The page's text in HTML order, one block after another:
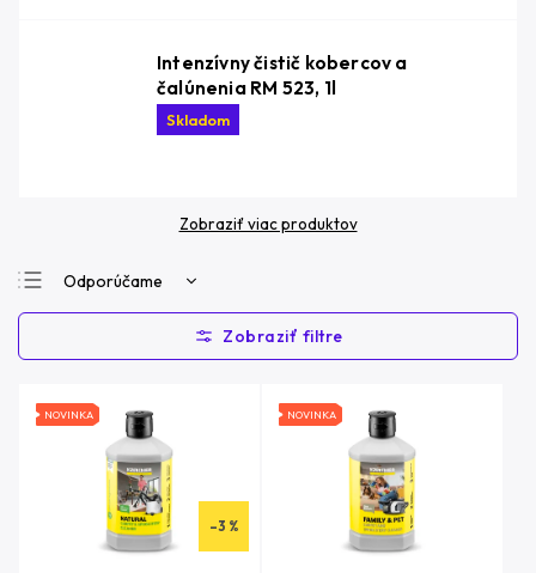
Intenzívny čistič kobercov a
čalúnenia RM 523, 1l
Skladom
Zobraziť viac produktov
Odporúčame
Najlacnejšie
Najdrahšie
Abecedne
NOVINKA
–3 %
NOVINKA